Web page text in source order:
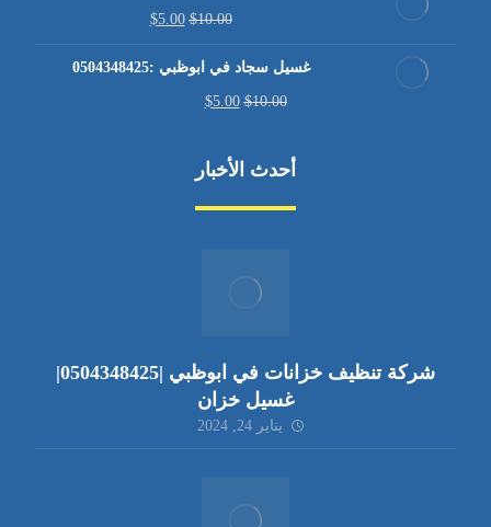
$10.00
$5.00
غسيل سجاد في ابوظبي :0504348425
$10.00
$5.00
أحدث الأخبار
شركة تنظيف خزانات في ابوظبي |0504348425|
غسيل خزان
يناير 24, 2024